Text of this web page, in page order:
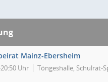
Mainz-Ebersheim
Uhr Töngeshalle, Schulrat-